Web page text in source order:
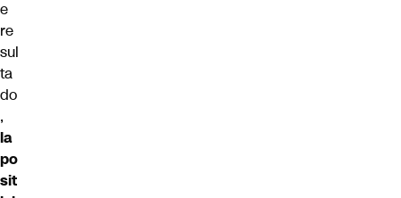
e
re
sul
ta
do
,
la
po
sit